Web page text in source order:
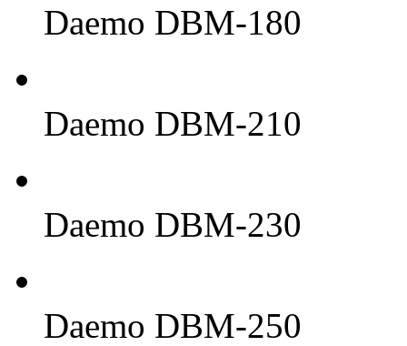
Daemo DBM-180
Daemo DBM-210
Daemo DBM-230
Daemo DBM-250